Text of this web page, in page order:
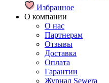
Избранное
О компании
О нас
Партнерам
Отзывы
Доставка
Оплата
Гарантии
Журнал Sewera